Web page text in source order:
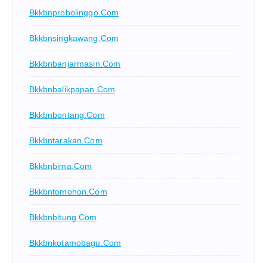
Bkkbnprobolinggo.com
Bkkbnsingkawang.com
Bkkbnbanjarmasin.com
Bkkbnbalikpapan.com
Bkkbnbontang.com
Bkkbntarakan.com
Bkkbnbima.com
Bkkbntomohon.com
Bkkbnbitung.com
Bkkbnkotamobagu.com